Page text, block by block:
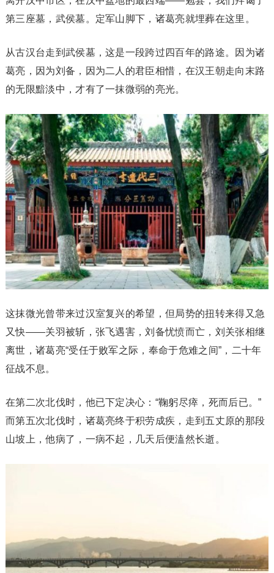
第三座墓，武侯墓。定军山脚下，诸葛亮就埋葬在这里。
从古汉台走到武侯墓，这是一段跨过四百年的路途。因为诸
葛亮，因为刘备，因为二人的君臣相惜，在汉王朝走向末路
的无限黯淡中，才有了一抹微弱的亮光。
这抹微光曾带来过汉室复兴的希望，但局势的扭转来得又急
又快——关羽被斩，张飞遇害，刘备忧愤而亡，刘关张相继
离世，诸葛亮“受任于败军之际，奉命于危难之间”，二十年
征战不息。
在第二次北伐时，他已下定决心：“鞠躬尽瘁，死而后已。”
而第五次北伐时，诸葛亮终于积劳成疾，走到五丈原的那段
山坡上，他病了，一病不起，几天后便溘然长逝。